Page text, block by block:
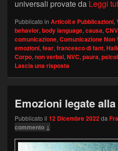
universali provate da Leggi
Pubblicato in Articoli e Pubblicazioni,
behavior, body language, causa, CNV
comunicazione, Comunicazione Non
emozioni, fear, francesco di fant,
Corpo, non verbal, NVC, paura,
Lascia una risposta
Emozioni legate
Pubblicato il 12 Dicembre 2022da
commento ↓